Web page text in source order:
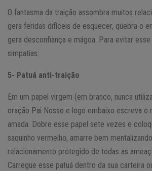
O fantasma da traição assombra muitos
gera feridas difíceis de esquecer, quebra o
gera desconfiança e mágoa. Para evitar
simpatias:
5- Patuá anti-traição
Em um papel virgem (em branco, nunca
oração Pai Nosso e logo embaixo escreva o
amada. Dobre esse papel sete vezes e
saquinho vermelho, amarre bem
relacionamento protegido de todas as
Carregue esse patuá dentro da sua carteira